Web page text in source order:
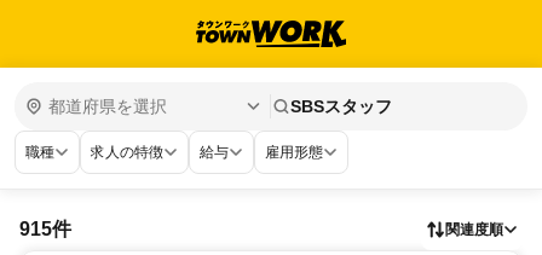
SBSスタッフ
職種 求人の特徴 給与 雇用形態
915件 関連度順